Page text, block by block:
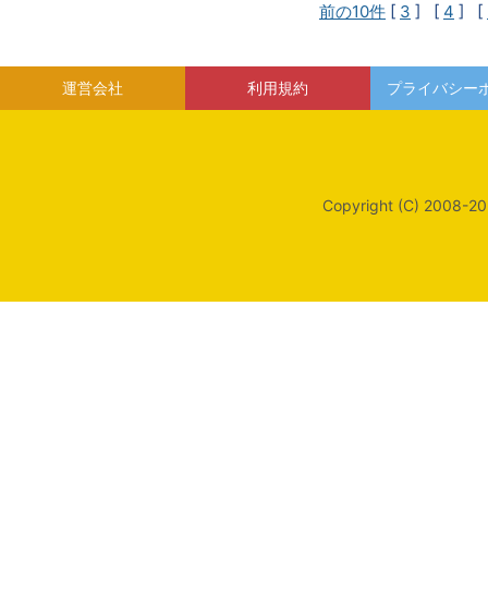
前の10件 [ 3 ] [ 4 ] [
運営会社 利用規約 プライバシー
Copyright (C) 2008-